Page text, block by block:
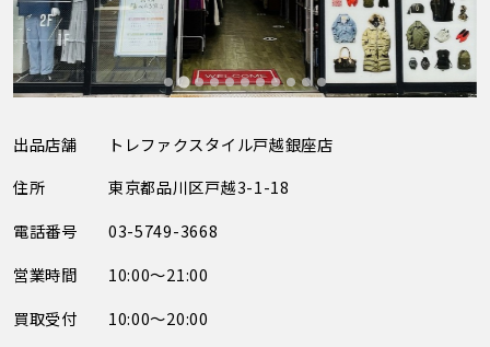
出品店舗
トレファクスタイル戸越銀座店
住所
東京都品川区戸越3-1-18
電話番号
03-5749-3668
営業時間
10:00～21:00
買取受付
10:00～20:00